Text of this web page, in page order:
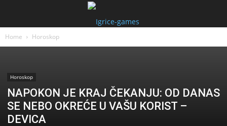
Home Horoskop
Horoskop
NAPOKON JE KRAJ ČEKANJU: OD DANAS
SE NEBO OKREĆE U VAŠU KORIST –
DEVICA